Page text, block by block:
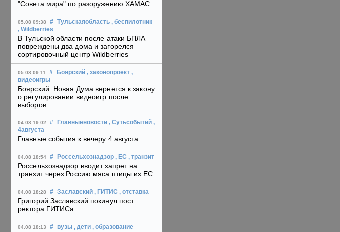
"Совета мира" по разоружению ХАМАС
05.08 09:38 # Тульскаяобласть , беспилотник
, Wildberries
В Тульской области после атаки БПЛА
повреждены два дома и загорелся
сортировочный центр Wildberries
05.08 09:11 # Боярский , законопроект ,
видеоигры
Боярский: Новая Дума вернется к закону
о регулировании видеоигр после
выборов
04.08 19:02 # Главныеновости , Сутьсобытий ,
4августа
Главные события к вечеру 4 августа
04.08 18:54 # Россельхознадзор , ЕС , транзит
Россельхознадзор вводит запрет на
транзит через Россию мяса птицы из ЕС
04.08 18:28 # Заславский , ГИТИС , отставка
Григорий Заславский покинул пост
ректора ГИТИСа
04.08 18:13 # вузы , дети , образование